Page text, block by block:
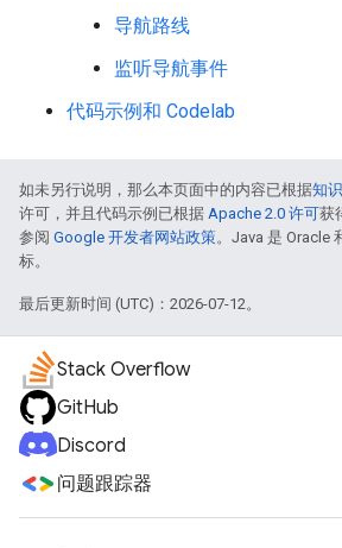
导航路线
监听导航事件
代码示例和 Codelab
如未另行说明，那么本页面中的内容已根据知
许可，并且代码示例已根据 Apache 2.0 许可获
参阅 Google 开发者网站政策。Java 是 Oracle
标。
最后更新时间 (UTC)：2026-07-12。
Stack Overflow
GitHub
Discord
问题跟踪器